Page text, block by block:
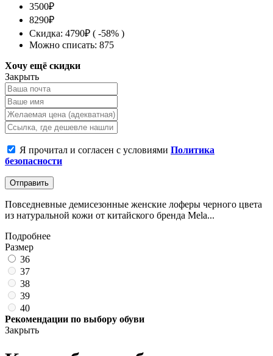
3500₽
8290₽
Скидка: 4790₽ ( -58% )
Можно списать: 875
Хочу ещё скидки
Закрыть
Я прочитал и согласен с условиями Политика
безопасности
Отправить
Повседневные демисезонные женские лоферы черного цвета
из натуральной кожи от китайского бренда Mela...
Подробнее
Размер
36
37
38
39
40
Рекомендации по выбору обуви
Закрыть